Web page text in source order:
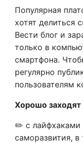
Популярная
хотят делиться
Вести блог и
только в
смартфона.
регулярно
пользователям
Хорошо заходят
✏️ с лайфхаками
саморазвития, в